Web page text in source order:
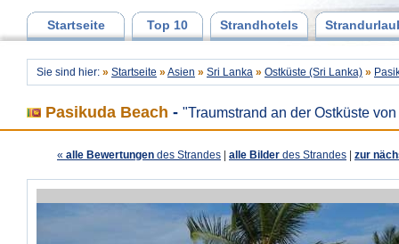
Startseite Top 10 Strandhotels
Sie sind hier: » Startseite » Asien » Sri Lanka » Ostküste (Sri Lanka) »
Pasikuda Beach - "Traumstrand an der Ostküste
« alle Bewertungen des Strandes alle Bilder des Strandes zur